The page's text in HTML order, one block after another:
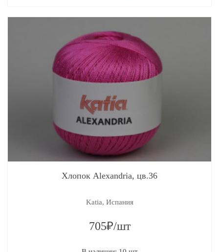
Хлопок Alexandria, цв.36
Katia, Испания
705₽/шт